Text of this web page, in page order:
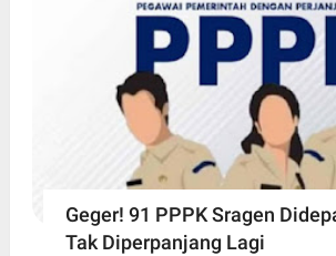
Geger! 91 PPPK Sragen
Tak Diperpanjang Lagi